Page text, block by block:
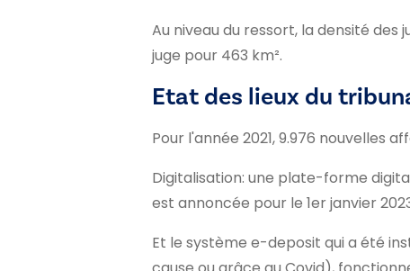
Au niveau du ressort, la densité des
juge pour 463 km².
Etat des lieux du
Pour l'année 2021, 9.976 nouvelles
Digitalisation: une plate-forme
est annoncée pour le 1er janvier
Et le système e-deposit qui a été